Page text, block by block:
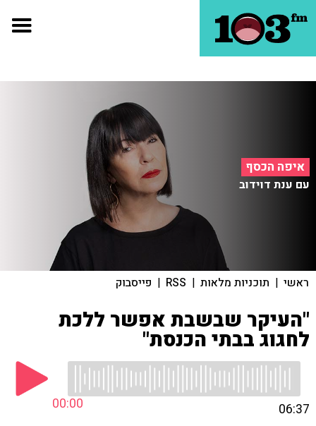
איפה הכסף
עם ענת דוידוב
ראשי | תוכניות מלאות |
RSS
| פייסבוק
"העיקר שבשבת אפשר ללכת
לחגוג בבתי הכנסת"
00:00 06:37